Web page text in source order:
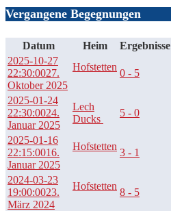
Vergangene Begegnungen
Datum Heim Ergebnisse
2025-10-27
22:30:0027.
Oktober 2025
Hofstetten
0 - 5
2025-01-24
22:30:0024.
Januar 2025
Lech
Ducks
5 - 0
2025-01-16
22:15:0016.
Januar 2025
Hofstetten
3 - 1
2024-03-23
19:00:0023.
März 2024
Hofstetten
8 - 5